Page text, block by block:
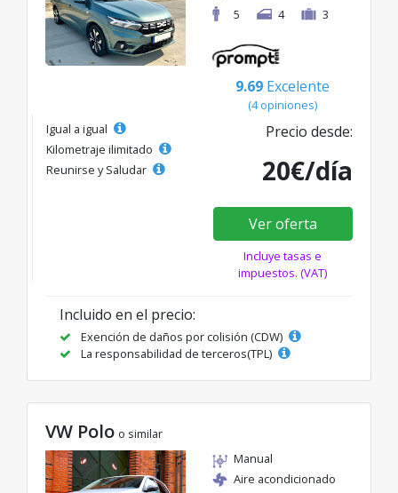
5
4 3
9.69 Excelente
(4 opiniones)
Igual a igual
Kilometraje ilimitado
Reunirse y Saludar
Precio desde:
20€/día
Ver oferta
Incluye tasas e
impuestos. (VAT)
Incluido en el precio:
Exención de daños por colisión (CDW)
La responsabilidad de terceros(TPL)
VW Polo o similar
Manual
Aire acondicionado